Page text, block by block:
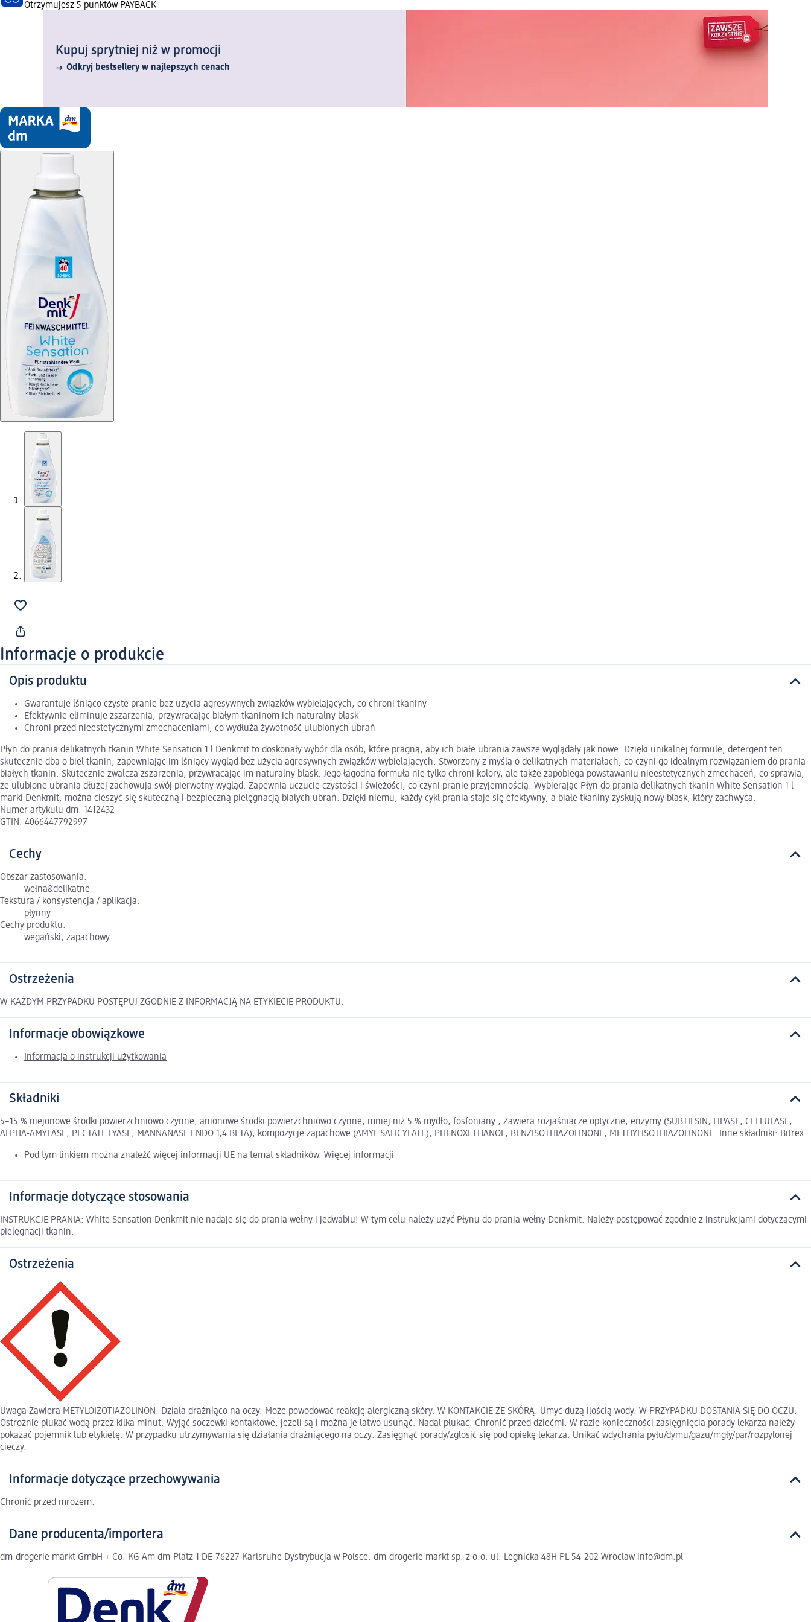
Otrzymujesz 5 punktów PAYBACK
Kupuj sprytniej niż w promocji
Odkryj bestsellery w najlepszych cenach
Informacje o produkcie
Opis produktu
Gwarantuje lśniąco czyste pranie bez użycia agresywnych związków wybielających, co chroni tkaniny
Efektywnie eliminuje zszarzenia, przywracając białym tkaninom ich naturalny blask
Chroni przed nieestetycznymi zmechaceniami, co wydłuża żywotność ulubionych ubrań
Płyn do prania delikatnych tkanin White Sensation 1 l Denkmit to doskonały wybór dla osób, które pragną, aby ich białe ubrania zawsze wyglądały jak nowe. Dzięki unikalnej formule, detergent ten
skutecznie dba o biel tkanin, zapewniając im lśniący wygląd bez użycia agresywnych związków wybielających. Stworzony z myślą o delikatnych materiałach, co czyni go idealnym rozwiązaniem do prania
białych tkanin. Skutecznie zwalcza zszarzenia, przywracając im naturalny blask. Jego łagodna formuła nie tylko chroni kolory, ale także zapobiega powstawaniu nieestetycznych zmechaceń, co sprawia,
że ulubione ubrania dłużej zachowują swój pierwotny wygląd. Zapewnia uczucie czystości i świeżości, co czyni pranie przyjemnością. Wybierając Płyn do prania delikatnych tkanin White Sensation 1 l
marki Denkmit, można cieszyć się skuteczną i bezpieczną pielęgnacją białych ubrań. Dzięki niemu, każdy cykl prania staje się efektywny, a białe tkaniny zyskują nowy blask, który zachwyca.
Numer artykułu dm: 1412432
GTIN: 4066447792997
Cechy
Obszar zastosowania:
wełna&delikatne
Tekstura / konsystencja / aplikacja:
płynny
Cechy produktu:
wegański, zapachowy
Ostrzeżenia
W KAŻDYM PRZYPADKU POSTĘPUJ ZGODNIE Z INFORMACJĄ NA ETYKIECIE PRODUKTU.
Informacje obowiązkowe
Informacja o instrukcji użytkowania
Składniki
5–15 % niejonowe środki powierzchniowo czynne, anionowe środki powierzchniowo czynne, mniej niż 5 % mydło, fosfoniany , Zawiera rozjaśniacze optyczne, enzymy (SUBTILSIN, LIPASE, CELLULASE,
ALPHA-AMYLASE, PECTATE LYASE, MANNANASE ENDO 1,4 BETA), kompozycje zapachowe (AMYL SALICYLATE), PHENOXETHANOL, BENZISOTHIAZOLINONE, METHYLISOTHIAZOLINONE. Inne składniki: Bitrex.
Pod tym linkiem można znaleźć więcej informacji UE na temat składników. Więcej informacji
Informacje dotyczące stosowania
INSTRUKCJE PRANIA: White Sensation Denkmit nie nadaje się do prania wełny i jedwabiu! W tym celu należy użyć Płynu do prania wełny Denkmit. Należy postępować zgodnie z instrukcjami dotyczącymi
pielęgnacji tkanin.
Ostrzeżenia
Uwaga Zawiera METYLOIZOTIAZOLINON. Działa drażniąco na oczy. Może powodować reakcję alergiczną skóry. W KONTAKCIE ZE SKÓRĄ: Umyć dużą ilością wody. W PRZYPADKU DOSTANIA SIĘ DO OCZU:
Ostrożnie płukać wodą przez kilka minut. Wyjąć soczewki kontaktowe, jeżeli są i można je łatwo usunąć. Nadal płukać. Chronić przed dziećmi. W razie konieczności zasięgnięcia porady lekarza należy
pokazać pojemnik lub etykietę. W przypadku utrzymywania się działania drażniącego na oczy: Zasięgnąć porady/zgłosić się pod opiekę lekarza. Unikać wdychania pyłu/dymu/gazu/mgły/par/rozpylonej
cieczy.
Informacje dotyczące przechowywania
Chronić przed mrozem.
Dane producenta/importera
dm-drogerie markt GmbH + Co. KG Am dm-Platz 1 DE-76227 Karlsruhe Dystrybucja w Polsce: dm-drogerie markt sp. z o.o. ul. Legnicka 48H PL-54-202 Wrocław info@dm.pl